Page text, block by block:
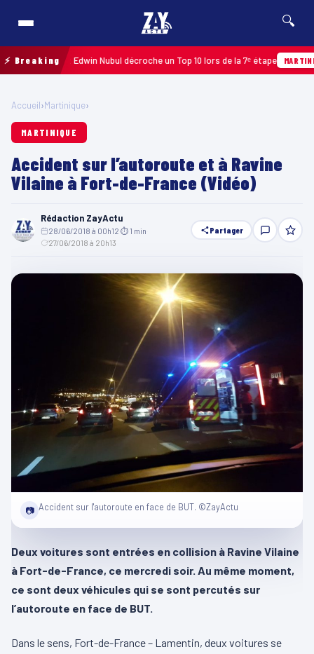
🔍
⚡ Breaking
2026 : Edwin Nubul décroche un Top 10 lors de la 7ᵉ étape MARTINIQUE
Accueil›Martinique›
MARTINIQUE
Accident sur l’autoroute et à Ravine
Vilaine à Fort-de-France (Vidéo)
Rédaction ZayActu
28/06/2018 à 00h12 ⏱ 1 min
27/06/2018 à 20h13
Partager
📷 Accident sur l'autoroute en face de BUT. ©ZayActu
Deux voitures sont entrées en collision à Ravine Vilaine
à Fort-de-France, ce mercredi soir. Au même moment,
ce sont deux véhicules qui se sont percutés sur
l’autoroute en face de BUT.
Dans le sens, Fort-de-France – Lamentin, deux voitures se